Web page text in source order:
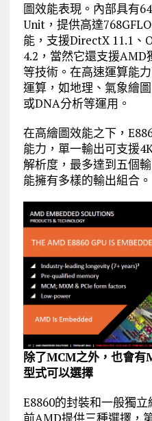
圖效能表現。內部具有
Unit，提供高達
能，支援DirectX 11.1、
4.2，當然它還支援
等技術。在高速運算能
運算，如地理、氣象繪
或DNA分析等運用。
在高繪圖效能之下，
能力，單一輸出可支援
解析度，最多達到五個
能擁有多樣的輸出組合。
除了MCM之外，也會
型式可以選擇
E8860的封裝和一般獨
前AMD提供三種選擇，